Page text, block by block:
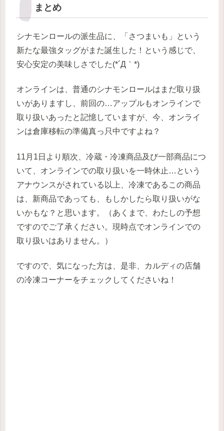
まとめ
シナモンロールの派生品に、「さつまいも」という
新たな最強タッグがまた誕生した！という感じで、
安心安定の美味しさでした(*´Д｀*)
オンラインは、普通のシナモンロールはまだ取り扱
いがありますし、前回の…アップルもオンラインで
取り扱いあったと記憶していますが、今、オンライ
ンは倉庫移転の準備真っ只中ですよね？
11月1日より順次、冷蔵・冷凍商品及び一部商品につ
いて、オンラインでの取り扱いを一時休止…という
アナウンスがされている以上、冷凍であるこの商品
は、新商品であっても、もしかしたら取り扱いがな
いかもな？と思います。（あくまで、わたしの予想
ですのでご了承ください。現時点でオンラインでの
取り扱いはありません。）
ですので、気になった方は、是非、カルディの店舗
の冷凍コーナーをチェックしてくださいね！